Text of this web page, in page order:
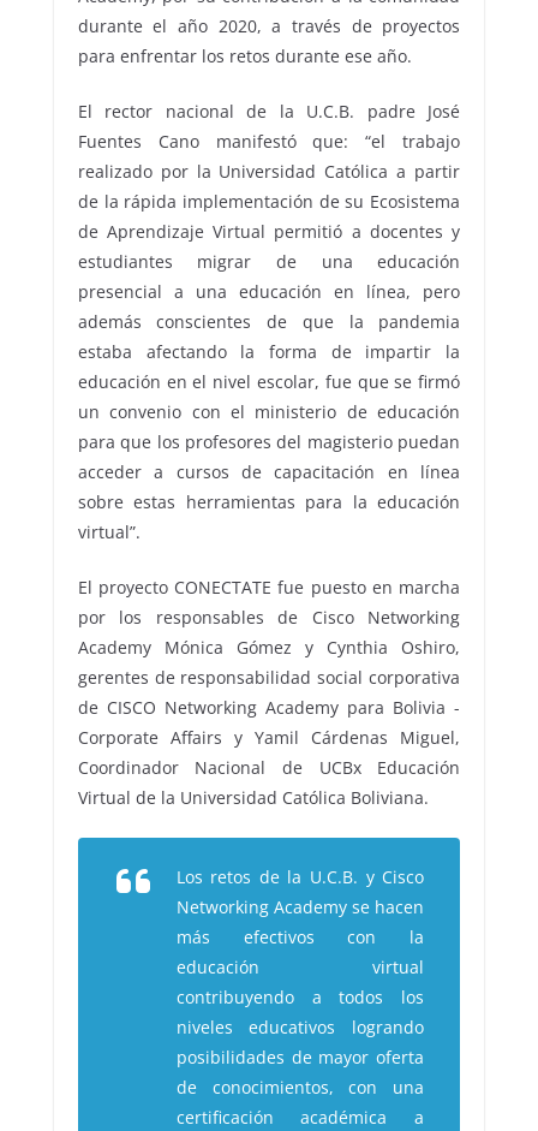
durante el año 2020, a través de proyectos
para enfrentar los retos durante ese año.
El rector nacional de la U.C.B. padre José
Fuentes Cano manifestó que: “el trabajo
realizado por la Universidad Católica a partir
de la rápida implementación de su Ecosistema
de Aprendizaje Virtual permitió a docentes y
estudiantes migrar de una educación
presencial a una educación en línea, pero
además conscientes de que la pandemia
estaba afectando la forma de impartir la
educación en el nivel escolar, fue que se firmó
un convenio con el ministerio de educación
para que los profesores del magisterio puedan
acceder a cursos de capacitación en línea
sobre estas herramientas para la educación
virtual”.
El proyecto CONECTATE fue puesto en marcha
por los responsables de Cisco Networking
Academy Mónica Gómez y Cynthia Oshiro,
gerentes de responsabilidad social corporativa
de CISCO Networking Academy para Bolivia -
Corporate Affairs y Yamil Cárdenas Miguel,
Coordinador Nacional de UCBx Educación
Virtual de la Universidad Católica Boliviana.
Los retos de la U.C.B. y Cisco
Networking Academy se hacen
más efectivos con la
educación virtual
contribuyendo a todos los
niveles educativos logrando
posibilidades de mayor oferta
de conocimientos, con una
certificación académica a